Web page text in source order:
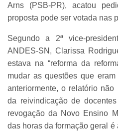
Arns (PSB-PR), acatou
proposta pode ser votada nas
Segundo a 2ª vice-
ANDES-SN, Clarissa
estava na “reforma da
mudar as questões que
anteriormente, o relatório não
da reivindicação de
revogação da Novo Ensino
das horas da formação geral